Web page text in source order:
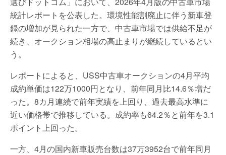
統計レポートを公表した。環境性能割廃止に伴う新車登
録の増加が見られた一方で、中古車市場では供給不足が
続き、オークション相場の高止まりが継続しているとい
う。
レポートによると、USS中古車オークションの4月平均
成約単価は122万1000円となり、前年同月比14.6％増だ
った。8カ月連続で前年実績を上回り、過去最高水準に
近い価格帯で推移している。成約率も64.2％と前年を3.1
ポイント上回った。
一方、4月の国内新車販売台数は37万3952台で前年同月